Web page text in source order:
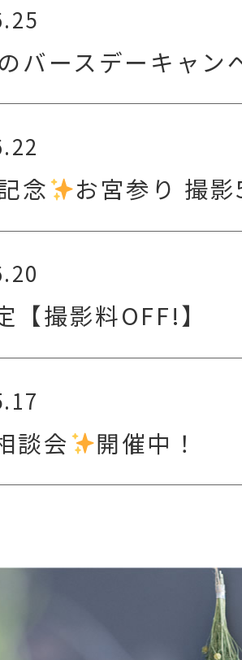
バースデーキャン
念 お宮参り 撮
【撮影料OFF!】
談会 開催中！